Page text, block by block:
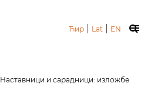
Ћир Lat EN
Наставници и сарадници: изложбе